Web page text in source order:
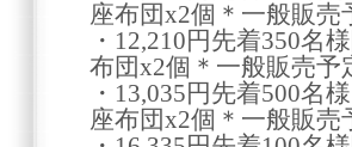
座布団x2個＊一般販
・12,210円先着350名
布団x2個＊一般販売
・13,035円先着500名
座布団x2個＊一般販